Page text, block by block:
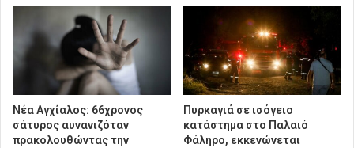
Νέα Αγχίαλος: 66χρονος
σάτυρος αυνανιζόταν
πρακολουθώντας την
Πυρκαγιά σε ισόγειο
κατάστημα στο Παλαιό
Φάληρο, εκκενώνεται